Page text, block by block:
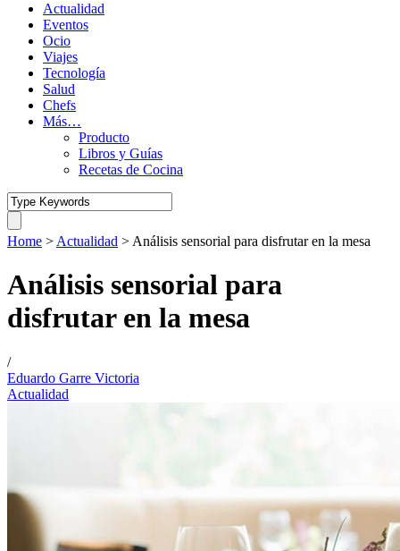
Actualidad
Eventos
Ocio
Viajes
Tecnología
Salud
Chefs
Más…
Producto
Libros y Guías
Recetas de Cocina
Home > Actualidad > Análisis sensorial para disfrutar en la mesa
Análisis sensorial para
disfrutar en la mesa
/
Eduardo Garre Victoria
Actualidad